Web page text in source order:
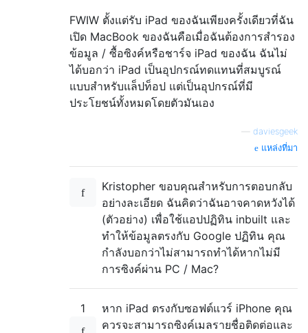
FWIW ตั้งแต่รับ iPad ของฉันเพียงครั้งเดียวที่ฉัน
เปิด MacBook ของฉันคือเมื่อฉันต้องการสำรอง
ข้อมูล / ซื้อซิงค์หรือชาร์จ iPad ของฉัน ฉันไม่
ได้บอกว่า iPad เป็นอุปกรณ์ทดแทนที่สมบูรณ์
แบบสำหรับแล็ปท็อป แต่เป็นอุปกรณ์ที่มี
ประโยชน์ทั้งหมดโดยตัวมันเอง
daviesgeek
แหล่งที่มา
Kristopher ขอบคุณสำหรับการตอบกลับ
อย่างละเอียด ฉันคิดว่าฉันอาจคาดหวังได้
(ตัวอย่าง) เพื่อใช้แอปปฏิทิน inbuilt และ
ทำให้ข้อมูลตรงกับ Google ปฏิทิน คุณ
กำลังบอกว่าไม่สามารถทำได้หากไม่มี
การซิงค์ผ่าน PC / Mac?
1
หาก iPad ตรงกับซอฟต์แวร์ iPhone คุณ
ควรจะสามารถซิงค์เมลรายชื่อติดต่อและ